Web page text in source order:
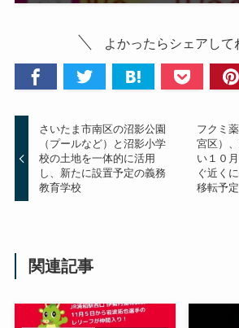
よかったらシェアして
さいたま市南区の沼影公園
（プールなど）と沼影小学
校の土地を一体的に活用
し、新たに設置予定の義務
教育学校
フクミ
宮区）
い１０
ぐ近く
移転予
関連記事